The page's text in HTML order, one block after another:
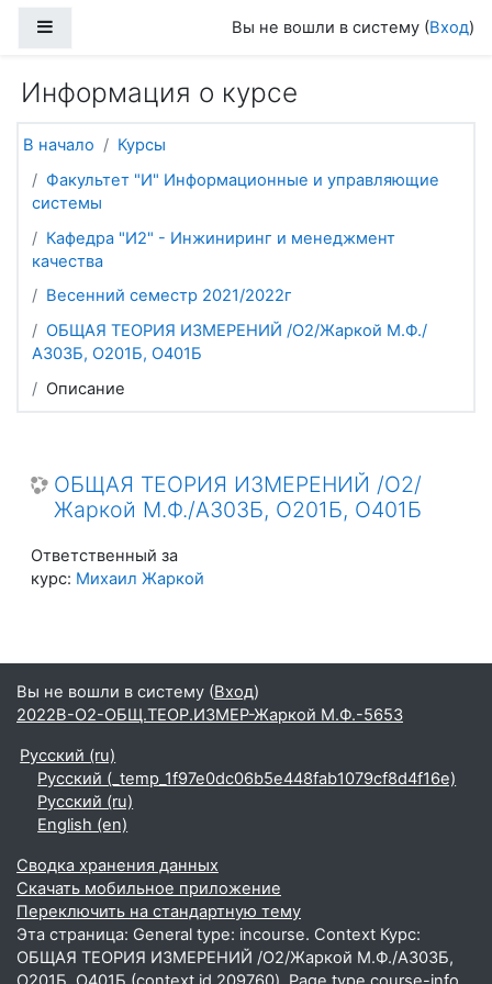
Вы не вошли в систему (Вход)
Информация о курсе
В начало
Курсы
Факультет "И" Информационные и управляющие
системы
Кафедра "И2" - Инжиниринг и менеджмент
качества
Весенний семестр 2021/2022г
ОБЩАЯ ТЕОРИЯ ИЗМЕРЕНИЙ /О2/Жаркой М.Ф./
А303Б, О201Б, О401Б
Описание
ОБЩАЯ ТЕОРИЯ ИЗМЕРЕНИЙ /О2/
Жаркой М.Ф./А303Б, О201Б, О401Б
Ответственный за
курс: Михаил Жаркой
Вы не вошли в систему (Вход)
2022В-О2-ОБЩ.ТЕОР.ИЗМЕР-Жаркой М.Ф.-5653
Русский ‎(ru)‎
Русский ‎(_temp_1f97e0dc06b5e448fab1079cf8d4f16e)‎
Русский ‎(ru)‎
English ‎(en)‎
Сводка хранения данных
Скачать мобильное приложение
Переключить на стандартную тему
Эта страница: General type: incourse. Context Курс:
ОБЩАЯ ТЕОРИЯ ИЗМЕРЕНИЙ /О2/Жаркой М.Ф./А303Б,